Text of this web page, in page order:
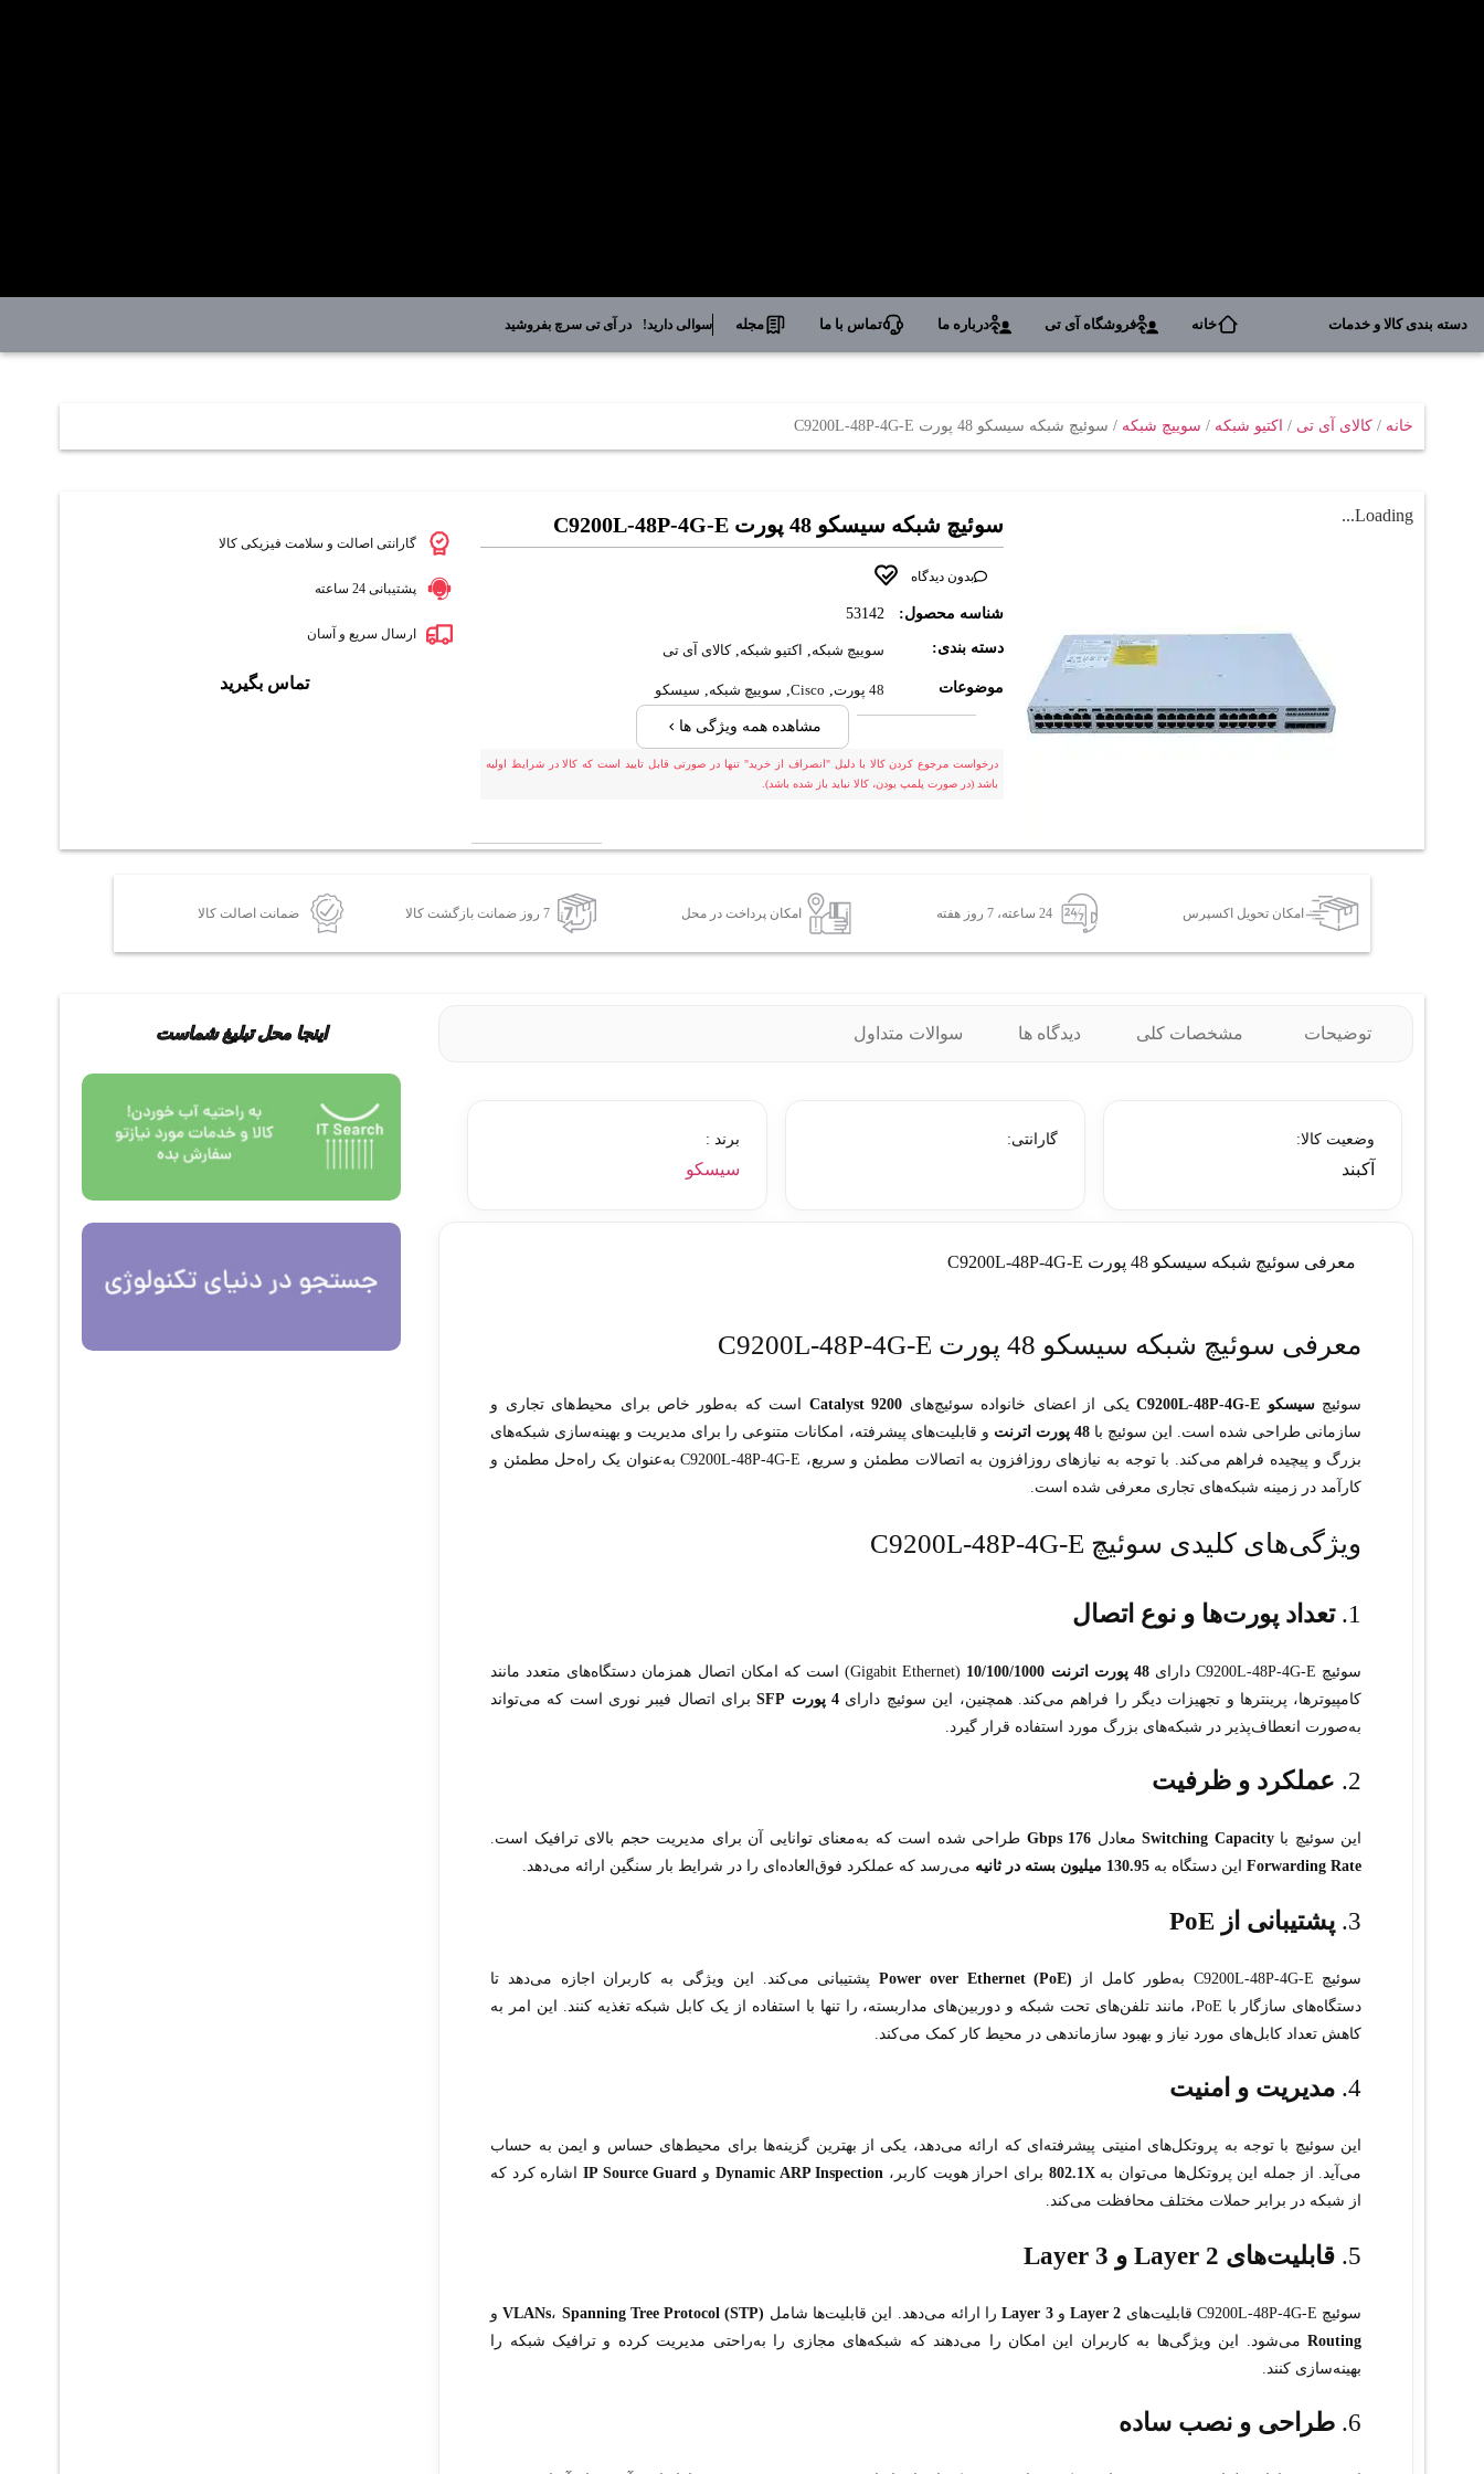
دسته بندی کالا و خدمات خانه فروشگاه آی تی درباره ما تماس با ما مجله سوالی دارید! در آی تی سرچ بفروشید
خانه / کالای آی تی / اکتیو شبکه / سوییچ شبکه / سوئیچ شبکه سیسکو 48 پورت C9200L-48P-4G-E
Loading... سوئیچ شبکه سیسکو 48 پورت C9200L-48P-4G-E
بدون دیدگاه
شناسه محصول: 53142
دسته بندی: سوییچ شبکه اکتیو شبکه ,کالای آی تی
موضوعات 48 پورت ,
Cisco
, سوییچ شبکه سیسکو
مشاهده همه ویژگی ها
درخواست مرجوع کردن کالا با دلیل "انصراف از خرید" تنها در صورتی قابل تایید است که کالا در شرایط اولیه
باشد (در صورت پلمپ بودن، کالا نباید باز شده باشد).
گارانتی اصالت و سلامت فیزیکی کالا
پشتیبانی 24 ساعته
ارسال سریع و آسان
تماس بگیرید
امکان تحویل اکسپرس 24 ساعته، 7 روز هفته امکان پرداخت در محل 7 روز ضمانت بازگشت کالا ضمانت اصالت کالا
توضیحات مشخصات کلی دیدگاه ها سوالات متداول
وضعیت کالا:
آکبند
گارانتی: برند :
سیسکو
معرفی سوئیچ شبکه سیسکو 48 پورت C9200L-48P-4G-E
معرفی سوئیچ شبکه سیسکو 48 پورت C9200L-48P-4G-E
سوئیچسیسکو C9200L-48P-4G-E یکی از اعضای خانواده سوئیچ‌های Catalyst 9200 است که به‌طور خاص برای محیط‌های تجاری و
سازمانی طراحی شده است. این سوئیچ با48 پورت اترنت
و قابلیت‌های پیشرفته، امکانات متنوعی را برای مدیریت و بهینه‌سازی شبکه‌های
بزرگ و پیچیده فراهم می‌کند. با توجه به نیازهای روزافزون به اتصالات مطمئن و سریع، C9200L-48P-4G-E به‌عنوان یک راه‌حل مطمئن و
کارآمد در زمینه شبکه‌های تجاری معرفی شده است.
ویژگی‌های کلیدی سوئیچ C9200L-48P-4G-E
1. تعداد پورت‌ها و نوع اتصال
سوئیچ C9200L-48P-4G-E دارای 48 پورت اترنت 10/100/1000
(Gigabit Ethernet) است که امکان اتصال همزمان دستگاه‌های متعدد مانند
کامپیوترها، پرینترها و تجهیزات دیگر را فراهم می‌کند. همچنین، این سوئیچ دارای 4 پورت SFP
برای اتصال فیبر نوری است که می‌تواند
به‌صورت انعطاف‌پذیر در شبکه‌های بزرگ مورد استفاده قرار گیرد.
2. عملکرد و ظرفیت
این سوئیچ باSwitching Capacityمعادل 176 Gbps
طراحی شده است که به‌معنای توانایی آن برای مدیریت حجم بالای ترافیک است.
Forwarding Rateاین دستگاه به 130.95 میلیون بسته در ثانیه می‌رسد که عملکرد فوق‌العاده‌ای را در شرایط بار سنگین ارائه می‌دهد.
3. پشتیبانی از PoE
سوئیچ C9200L-48P-4G-E به‌طور کامل از Power over Ethernet (PoE)پشتیبانی می‌کند. این ویژگی به کاربران اجازه می‌دهد تا
دستگاه‌های سازگار با PoE، مانند تلفن‌های تحت شبکه و دوربین‌های مداربسته، را تنها با استفاده از یک کابل شبکه تغذیه کنند. این امر به
کاهش تعداد کابل‌های مورد نیاز و بهبود سازماندهی در محیط کار کمک می‌کند.
4. مدیریت و امنیت
این سوئیچ با توجه به پروتکل‌های امنیتی پیشرفته‌ای که ارائه می‌دهد، یکی از بهترین گزینه‌ها برای محیط‌های حساس و ایمن به حساب
می‌آید. از جمله این پروتکل‌ها می‌توان به802.1X برای احراز هویت کاربر، Dynamic ARP Inspection و IP Source Guardاشاره کرد که
از شبکه در برابر حملات مختلف محافظت می‌کند.
5. قابلیت‌های Layer 2 و Layer 3
سوئیچ C9200L-48P-4G-E قابلیت‌های Layer 2وLayer 3را ارائه می‌دهد. این قابلیت‌ها شامل VLANs، Spanning Tree Protocol (STP)
و
Routingمی‌شود. این ویژگی‌ها به کاربران این امکان را می‌دهند که شبکه‌های مجازی را به‌راحتی مدیریت کرده و ترافیک شبکه را
بهینه‌سازی کنند.
6. طراحی و نصب ساده
اینجا محل تبلیغ شماست